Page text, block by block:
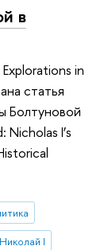
в
in
статья
Болтуновой
I’s
I